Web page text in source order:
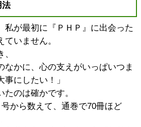
法
私が最初に『ＰＨＰ』に出会った
いません。
なかに、心の支えがいっぱいつま
にしたい！」
たのは確かです。
から数えて、通巻で70冊ほど